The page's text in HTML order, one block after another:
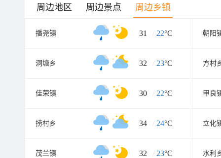
周边地区 周边景点 周边乡镇
播尧镇 31 / 22°C 朝阳
洞塘乡 32 / 23°C 方村
佳荣镇 30 / 22°C 甲良
捞村乡 34 / 24°C 立化
茂兰镇 32 / 23°C 水利